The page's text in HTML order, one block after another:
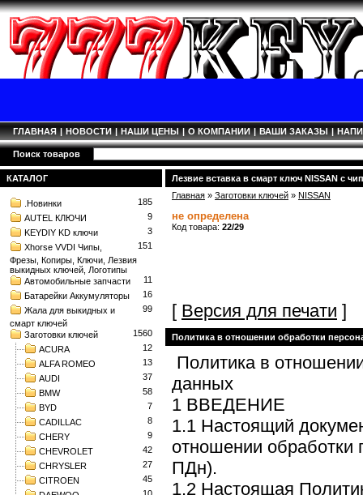
ГЛАВНАЯ | НОВОСТИ | НАШИ ЦЕНЫ | О КОМПАНИИ | ВАШИ ЗАКАЗЫ |
Поиск товаров
КАТАЛОГ
185
.Новинки
9
AUTEL КЛЮЧИ
3
KEYDIY KD ключи
151
Xhorse VVDI Чипы,
Фрезы, Копиры, Ключи, Лезвия
выкидных ключей, Логотипы
11
Автомобильные запчасти
16
Батарейки Аккумуляторы
99
Жала для выкидных и
смарт ключей
1560
Заготовки ключей
12
ACURA
13
ALFA ROMEO
37
AUDI
58
BMW
7
BYD
8
CADILLAC
9
CHERY
42
CHEVROLET
27
CHRYSLER
45
CITROEN
Лезвие вставка в смарт ключ NISSAN с
Главная » Заготовки ключей » NISSAN
не определена
Код товара: 22/29
[ Версия для печати ]
Политика в отношении обработки
Политика в
данных
1 ВВЕДЕНИЕ
1.1 Настоящий
отношении
ПДн).
1.2 Настоящая